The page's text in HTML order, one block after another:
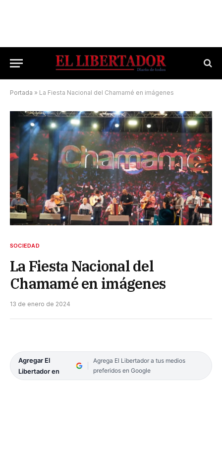
Portada » La Fiesta Nacional del Chamamé en imágenes
SOCIEDAD
La Fiesta Nacional del
Chamamé en imágenes
13 de enero de 2024
Agregar El
Libertador en
Agrega El Libertador a tus medios
preferidos en Google